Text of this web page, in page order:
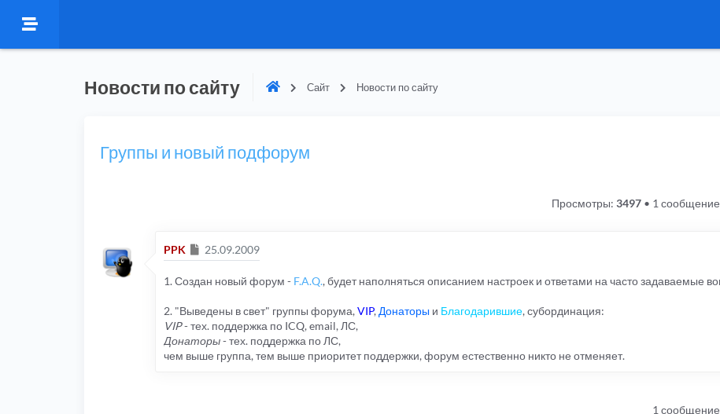
Новости по сайту Сайт Новости по сайту
Группы и новый подфорум
1 сообщение
Просмотры: 3497 •
PPK Сообщение
25.09.2009
1. Создан новый форум - F.A.Q., будет наполняться описанием настроек и ответами на часто задаваемые
2. "Выведены в свет" группы форума,VIP, Донаторы и Благодарившие, субординация:
VIP- тех. поддержка по ICQ, email, ЛС,
Донаторы- тех. поддержка по ЛС,
чем выше группа, тем выше приоритет поддержки, форум естественно никто не отменяет.
1 сообщение